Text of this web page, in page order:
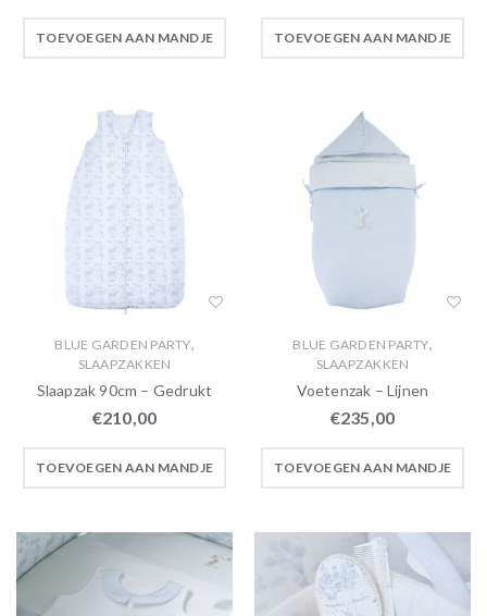
TOEVOEGEN AAN MANDJE TOEVOEGEN AAN MANDJE
BLUE GARDEN PARTY,
SLAAPZAKKEN
Slaapzak 90cm – Gedrukt
€210,00
TOEVOEGEN AAN MANDJE
BLUE GARDEN PARTY,
SLAAPZAKKEN
Voetenzak – Lijnen
€235,00
TOEVOEGEN AAN MANDJE